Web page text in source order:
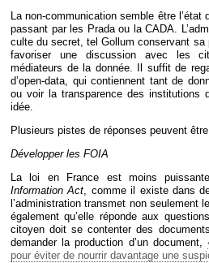
La non-communication semble être l’état
passant par les Prada ou la CADA.
culte du secret, tel Gollum conservant sa
favoriser une discussion avec les
médiateurs de la donnée. Il suffit de
d’open-data, qui contiennent tant de
ou voir la transparence des institutions
idée.
Plusieurs pistes de réponses peuvent
Développer les FOIA
La loi en France est moins
Information Act, comme il existe dans
l’administration transmet non seulement
également qu’elle réponde aux
citoyen doit se contenter des
demander la production d’un document,
pour éviter de nourrir davantage une